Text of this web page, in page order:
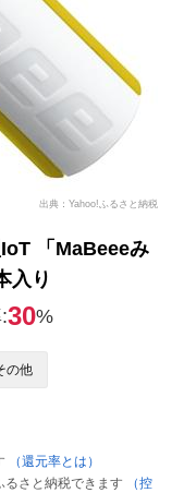
出典：Yahoo!ふるさと納税
「MaBeeeみ
入り
30%
の他
（還元率とは）
さと納税できます
（控